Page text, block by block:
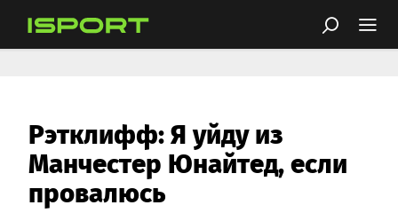
Рэтклифф: Я уйду из
Манчестер Юнайтед, если
провалюсь